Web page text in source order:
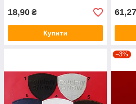
18,90 ₴
Купити
61,27
–3%